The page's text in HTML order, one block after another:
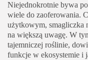
Niejednokrotnie bywa
wiele do zaoferowania.
użytkowym, smagliczka
na większą uwagę. W
tajemniczej roślinie,
funkcje w ekosystemie i